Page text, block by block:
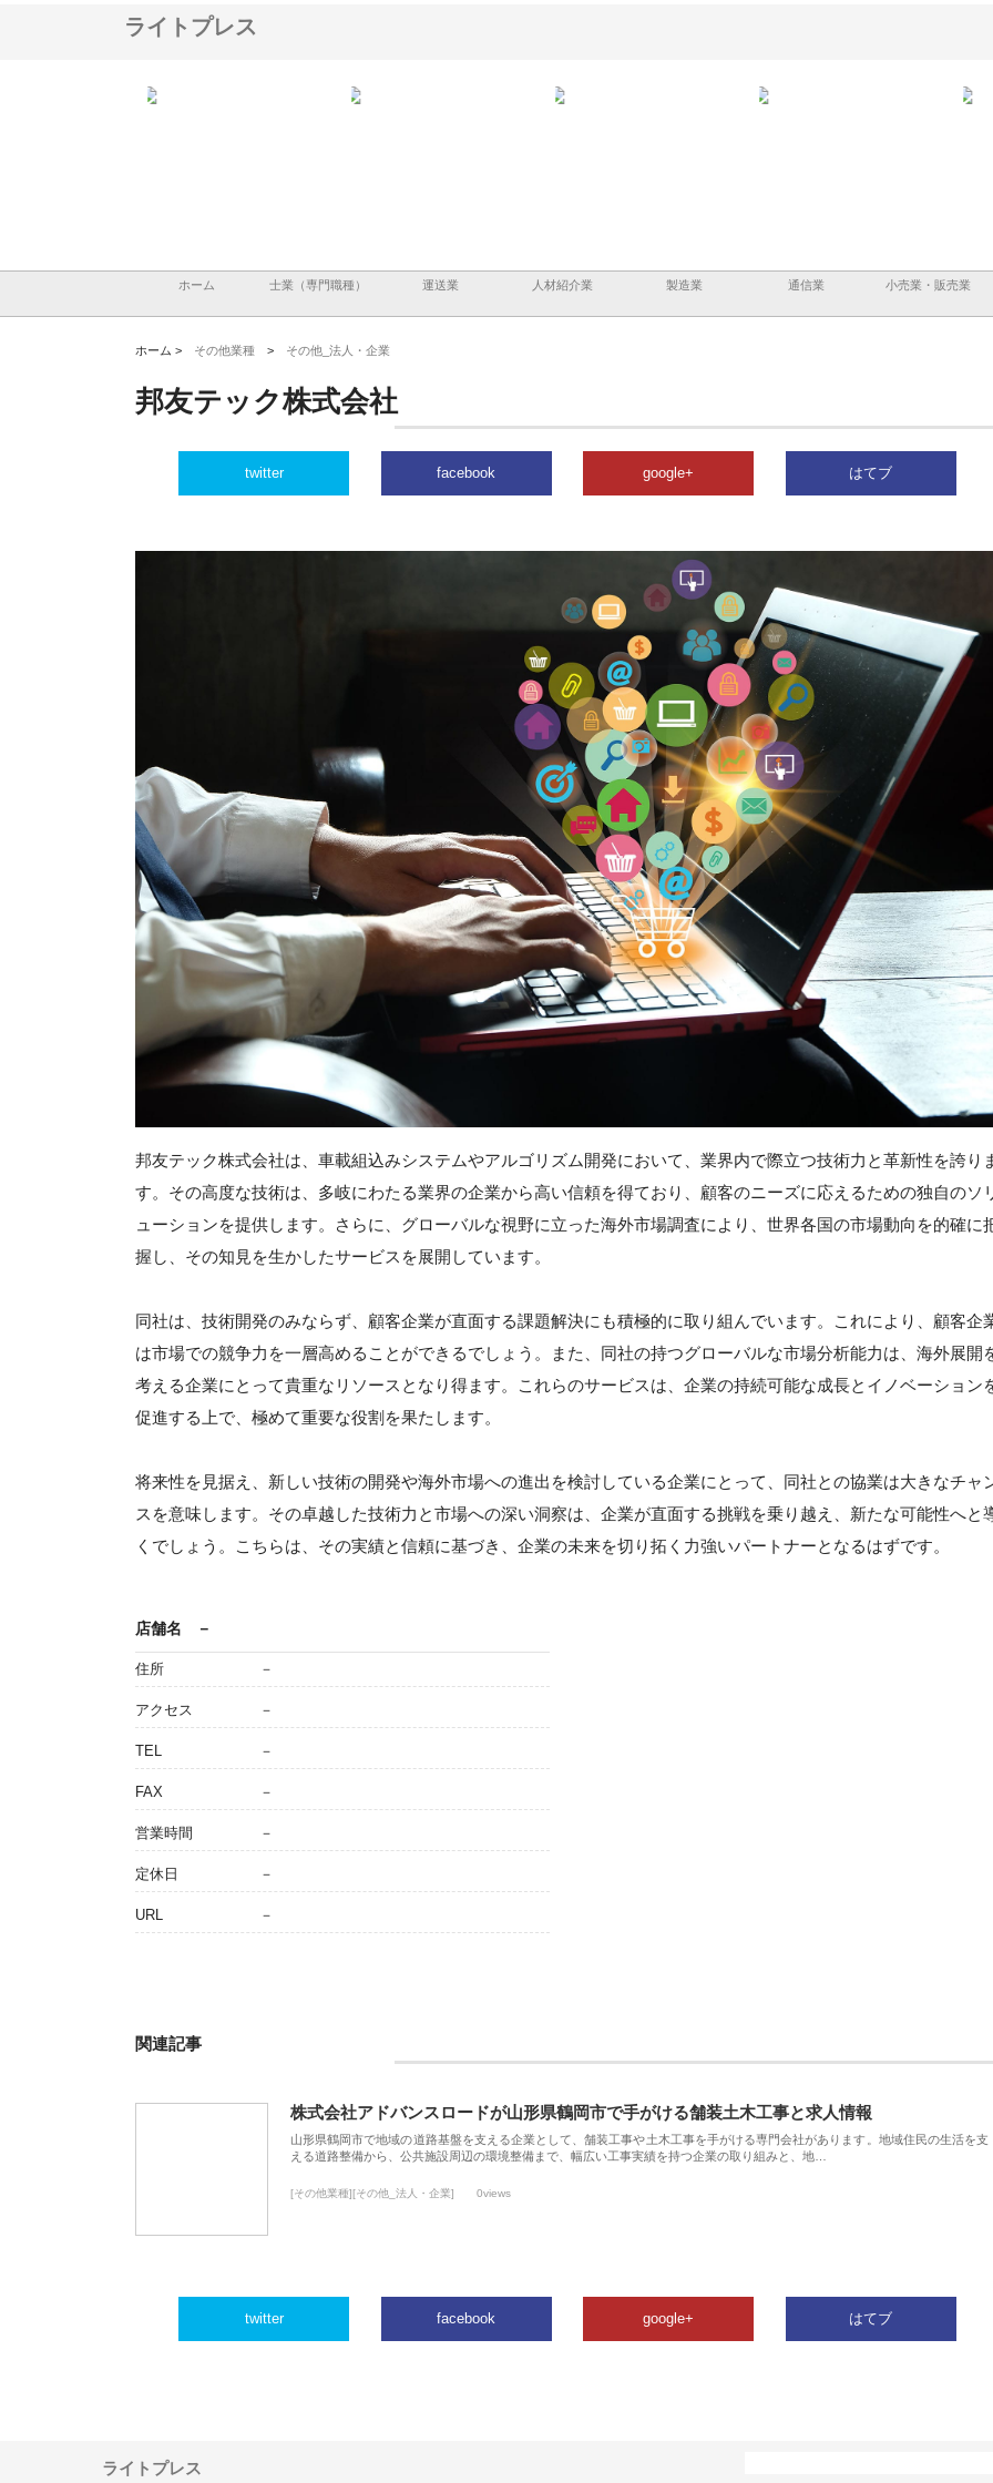
ライトプレス
ホーム 士業（専門職種） 運送業 人材紹介業 製造業 通信業 小売業・販売業
ホーム > その他業種 > その他_法人・企業
邦友テック株式会社
twitter facebook google+ はてブ
邦友テック株式会社は、車載組込みシステムやアルゴリズム開発において、業界内で際立つ技術力と革新性を誇り
す。その高度な技術は、多岐にわたる業界の企業から高い信頼を得ており、顧客のニーズに応えるための独自のソ
ューションを提供します。さらに、グローバルな視野に立った海外市場調査により、世界各国の市場動向を的確に
握し、その知見を生かしたサービスを展開しています。
同社は、技術開発のみならず、顧客企業が直面する課題解決にも積極的に取り組んでいます。これにより、顧客企
は市場での競争力を一層高めることができるでしょう。また、同社の持つグローバルな市場分析能力は、海外展開
考える企業にとって貴重なリソースとなり得ます。これらのサービスは、企業の持続可能な成長とイノベーション
促進する上で、極めて重要な役割を果たします。
将来性を見据え、新しい技術の開発や海外市場への進出を検討している企業にとって、同社との協業は大きなチャ
スを意味します。その卓越した技術力と市場への深い洞察は、企業が直面する挑戦を乗り越え、新たな可能性へと
くでしょう。こちらは、その実績と信頼に基づき、企業の未来を切り拓く力強いパートナーとなるはずです。
店舗名 －
住所 －
アクセス －
TEL －
FAX －
営業時間 －
定休日 －
URL －
関連記事
株式会社アドバンスロードが山形県鶴岡市で手がける舗装土木工事と求人情報
山形県鶴岡市で地域の道路基盤を支える企業として、舗装工事や土木工事を手がける専門会社があります。地域住民の生活を支
える道路整備から、公共施設周辺の環境整備まで、幅広い工事実績を持つ企業の取り組みと、地…
[その他業種][その他_法人・企業] 0views
twitter facebook google+ はてブ
ライトプレス